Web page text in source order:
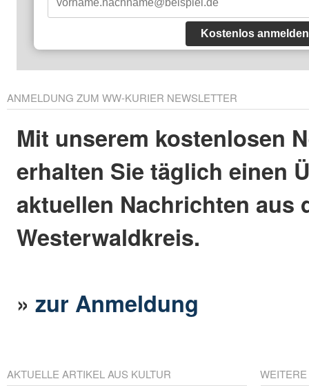
Kostenlos anmelden
ANMELDUNG ZUM WW-KURIER NEWSLETTER
Mit unserem kostenlosen
erhalten Sie täglich einen
aktuellen Nachrichten aus
Westerwaldkreis.
»zur Anmeldung
AKTUELLE ARTIKEL AUS KULTUR